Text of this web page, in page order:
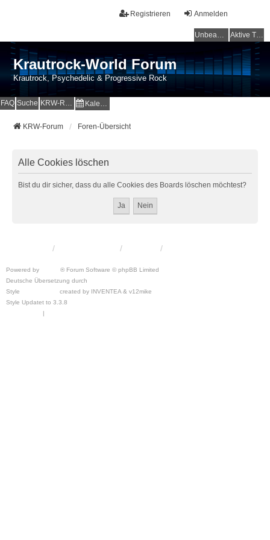
Anmelden
Registrieren
Unbeantwortete Themen Aktive Themen
Krautrock-World Forum
Krautrock, Psychedelic & Progressive Rock
FAQ Suche KRW-Radio Kalender
KRW-Forum Foren-Übersicht
Alle Cookies löschen
Bist du dir sicher, dass du alle Cookies des Boards löschen möchtest?
Powered by
® Forum Software © phpBB Limited
Deutsche Übersetzung durch
Style
created by INVENTEA & v12mike
Style Updatet to 3.3.8
|